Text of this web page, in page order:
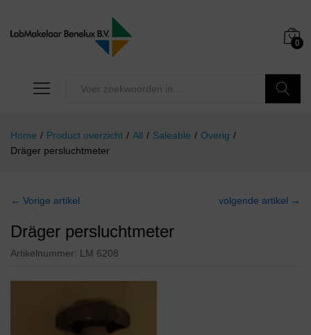
0
Home / Product overzicht / All / Saleable / Overig /
Dräger persluchtmeter
← Vorige artikel volgende artikel →
Dräger persluchtmeter
Artikelnummer: LM 6208